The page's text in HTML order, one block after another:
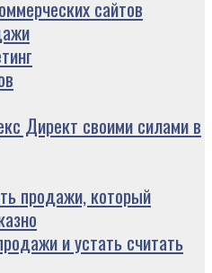
сайтов
Директ своими силами в
продажи, который
и устать считать